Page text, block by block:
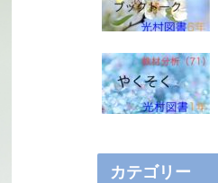
カテゴリー